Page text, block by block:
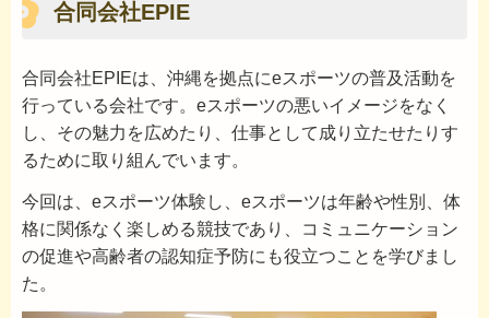
合同会社EPIE
合同会社EPIEは、沖縄を拠点にeスポーツの普及活動を
行っている会社です。eスポーツの悪いイメージをなく
し、その魅力を広めたり、仕事として成り立たせたりす
るために取り組んでいます。
今回は、eスポーツ体験し、eスポーツは年齢や性別、体
格に関係なく楽しめる競技であり、コミュニケーション
の促進や高齢者の認知症予防にも役立つことを学びまし
た。